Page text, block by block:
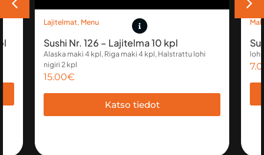
Lajitelmat, Menu
Sushi Nr. 126 – Lajitelma 10 kpl
Alaska maki 4 kpl, Riga maki 4 kpl, Halstrattu lohi
nigiri 2 kpl
15.00€
Katso tiedot